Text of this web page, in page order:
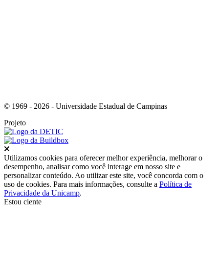
© 1969 - 2026 - Universidade Estadual de Campinas
Projeto
Utilizamos cookies para oferecer melhor experiência, melhorar o
desempenho, analisar como você interage em nosso site e
personalizar conteúdo. Ao utilizar este site, você concorda com o
uso de cookies. Para mais informações, consulte a Política de
Privacidade da Unicamp.
Estou ciente